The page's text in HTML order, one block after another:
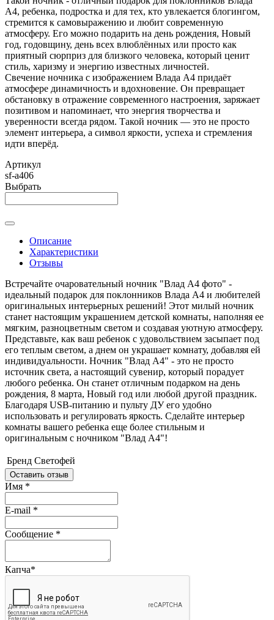
А4, ребенка, подростка и для тех, кто увлекается блогингом,
стремится к самовыражению и любит современную
атмосферу. Его можно подарить на день рождения, Новый
год, годовщину, день всех влюблённых или просто как
приятный сюрприз для близкого человека, который ценит
стиль, харизму и энергию известных личностей.
Свечение ночника с изображением Влада А4 придаёт
атмосфере динамичность и вдохновение. Он превращает
обстановку в отражение современного настроения, заряжает
позитивом и напоминает, что энергия творчества и
уверенности всегда рядом. Такой ночник — это не просто
элемент интерьера, а символ яркости, успеха и стремления
идти вперёд.
Артикул
sf-а406
Выбрать
Описание
Характеристики
Отзывы
Встречайте очаровательный ночник "Влад А4 фото" -
идеальный подарок для поклонников Влада А4 и любителей
оригинальных интерьерных решений! Этот милый ночник
станет настоящим украшением детской комнаты, наполняя ее
мягким, разноцветным светом и создавая уютную атмосферу.
Представьте, как ваш ребенок с удовольствием засыпает под
его теплым светом, а днем он украшает комнату, добавляя ей
индивидуальности. Ночник "Влад А4" - это не просто
источник света, а настоящий сувенир, который порадует
любого ребенка. Он станет отличным подарком на день
рождения, 8 марта, Новый год или любой другой праздник.
Благодаря USB-питанию и пульту ДУ его удобно
использовать и регулировать яркость. Сделайте интерьер
комнаты вашего ребенка еще более стильным и
оригинальным с ночником "Влад А4"!
Бренд Светофей
Оставить отзыв
Имя *
E-mail *
Сообщение *
Капча*